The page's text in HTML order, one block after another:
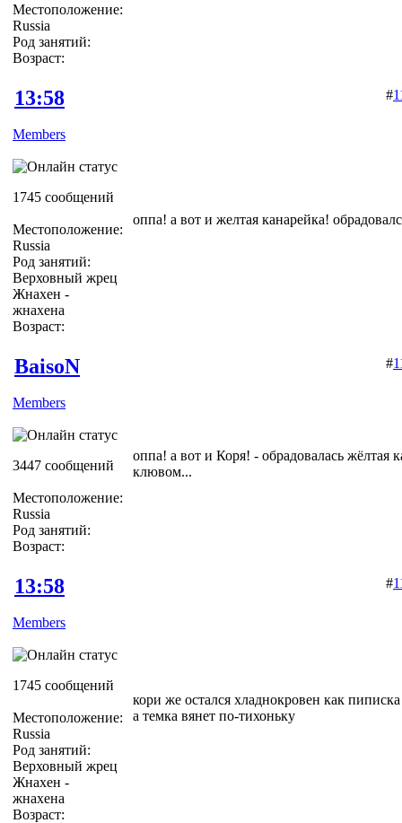
Местоположение:
Russia
Род занятий:
Возраст:
13:58
Members
1745 сообщений
Местоположение:
Russia
Род занятий:
Верховный жрец
Жнахен -
жнахена
Возраст:
#
оппа! а вот и желтая канарейка!
BaisoN
Members
3447 сообщений
Местоположение:
Russia
Род занятий:
Возраст:
#
оппа! а вот и Коря! - обрадовалась жёлтая
клювом...
13:58
Members
1745 сообщений
Местоположение:
Russia
Род занятий:
Верховный жрец
Жнахен -
жнахена
Возраст:
#
кори же остался хладнокровен как пиписка
а темка вянет по-тихоньку